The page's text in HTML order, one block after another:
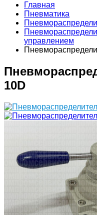
Главная
Пневматика
управлением
10D